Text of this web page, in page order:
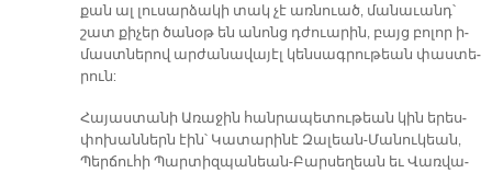
քան ալ լու­սար­ձա­կի տակ չէ առ­նուած, մա­նա­ւանդ՝
շատ քի­չեր ծա­նօթ են ա­նոնց դժուա­րին, բայց բո­լոր ի­
մաստ­նե­րով ար­ժա­նա­վա­յէլ կեն­սագ­րու­թեան փաս­տե­
րուն:
Հա­յաս­տա­նի Ա­ռա­ջին հան­րա­պե­տու­թեան կին ե­րես­
փո­խան­ներն էին՝ Կա­տա­րի­նէ Զա­լեան-Մա­նու­կեա­ն,
Պեր­ճու­հի Պար­տիզ­պա­նեան-Բար­սե­ղեա­ն եւ Վառ­վա­